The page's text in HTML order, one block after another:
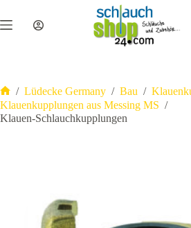
Inhalt
springen
Start
/ Lüdecke Germany / Bau /
Klauenkupplungen aus Messing MS /
Klauen-Schlauchkupplungen